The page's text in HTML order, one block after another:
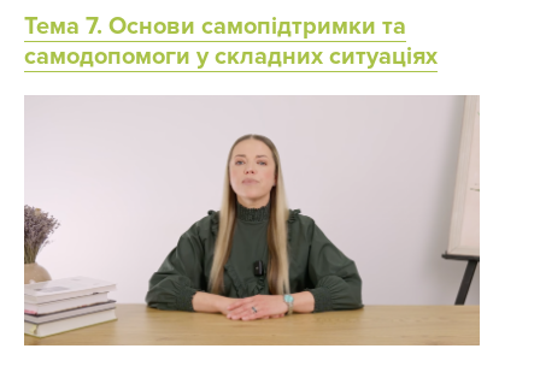
Тема 7. Основи самопідтримки та
самодопомоги у складних ситуаціях